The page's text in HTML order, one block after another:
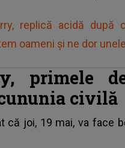
replică acidă
oameni și ne dor
primele
civilă
că joi, 19 mai, va face